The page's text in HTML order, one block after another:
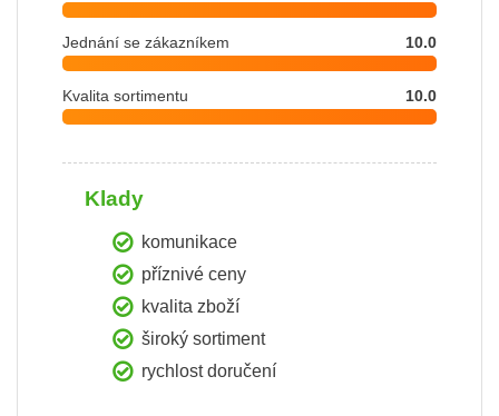
Jednání se zákazníkem 10.0
Kvalita sortimentu 10.0
Klady
komunikace
příznivé ceny
kvalita zboží
široký sortiment
rychlost doručení